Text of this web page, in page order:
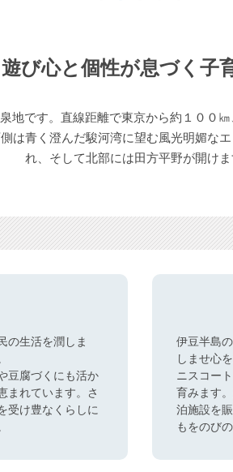
遊び心と個性が息づく子
地です。直線距離で東京から約１００
は青く澄んだ駿河湾に望む風光明媚な
れ、そして北部には田方平野が開けま
の生活を潤しま
豆腐づくにも活か
まれています。さ
受け豊なくらしに
伊豆半島
しませ心
ニスコー
育みます
泊施設を
もをのび